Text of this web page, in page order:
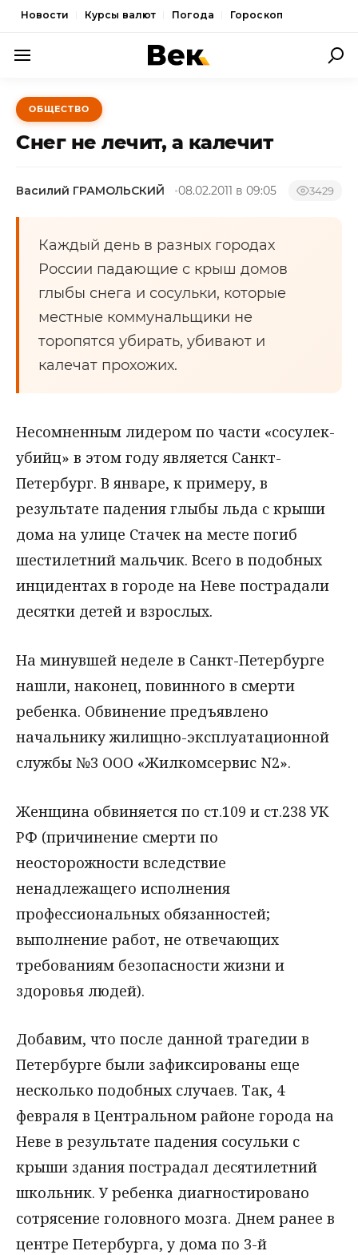
Новости Курсы валют Погода Гороскоп
ПОЛИТИКА
ЭКОНОМИКА
СПОРТ
КУЛЬТУРА
НОВОСТИ
ОБЩЕСТВО
Снег не лечит, а калечит
Василий ГРАМОЛЬСКИЙ 08.02.2011 в 09:05 3429
Каждый день в разных городах
России падающие с крыш домов
глыбы снега и сосульки, которые
местные коммунальщики не
торопятся убирать, убивают и
калечат прохожих.
Несомненным лидером по части «сосулек-
убийц» в этом году является Санкт-
Петербург. В январе, к примеру, в
результате падения глыбы льда с крыши
дома на улице Стачек на месте погиб
шестилетний мальчик. Всего в подобных
инцидентах в городе на Неве пострадали
десятки детей и взрослых.
На минувшей неделе в Санкт-Петербурге
нашли, наконец, повинного в смерти
ребенка. Обвинение предъявлено
начальнику жилищно-эксплуатационной
службы №3 ООО «Жилкомсервис N2».
Женщина обвиняется по ст.109 и ст.238 УК
РФ (причинение смерти по
неосторожности вследствие
ненадлежащего исполнения
профессиональных обязанностей;
выполнение работ, не отвечающих
требованиям безопасности жизни и
здоровья людей).
Добавим, что после данной трагедии в
Петербурге были зафиксированы еще
несколько подобных случаев. Так, 4
февраля в Центральном районе города на
Неве в результате падения сосульки с
крыши здания пострадал десятилетний
школьник. У ребенка диагностировано
сотрясение головного мозга. Днем ранее в
центре Петербурга, у дома по 3-й